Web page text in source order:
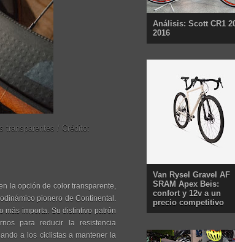
transparentes / Crédito:
la opción de color transparente,
pionero de Continental.
más importa. Su distintivo patrón
para reducir la resistencia
a los ciclistas a mantener la
Análisis: Scott CR1
2016
Van Rysel Gravel AF
SRAM Apex Beis:
confort y 12v a un
precio competitivo